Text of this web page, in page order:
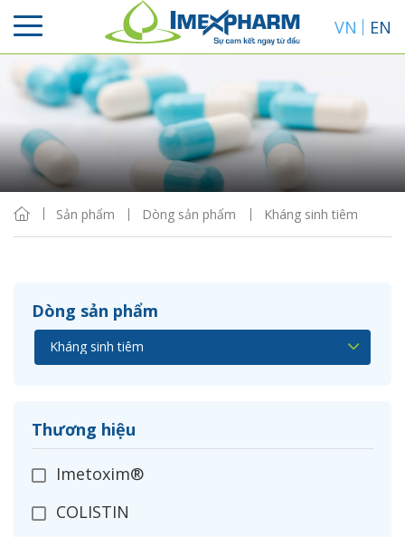
VN EN
Sản phẩm Dòng sản phẩm Kháng sinh tiêm
Dòng sản phẩm
Thương hiệu
Imetoxim®
COLISTIN
Sắp xếp
Hiển thị